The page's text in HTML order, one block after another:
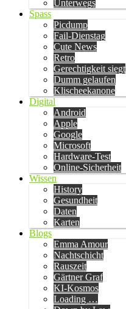
Unterwegs
Spass
Picdump
Fail-Dienstag
Cute News
Retro
Gerechtigkeit siegt
Dumm gelaufen
Klischeekanone
Digital
Android
Apple
Google
Microsoft
Hardware-Test
Online-Sicherheit
Wissen
History
Gesundheit
Daten
Karten
Blogs
Emma Amour
Nachtschicht
Rauszeit
Gärtner Graf
KI-Kosmos
Loading …